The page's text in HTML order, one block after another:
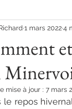
du vin Minervois
1 mars 20224
mise à jour : 7 mars
le repos